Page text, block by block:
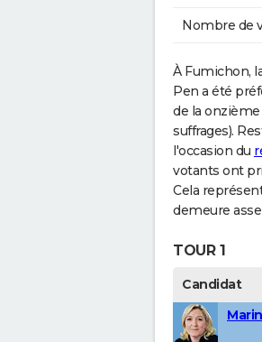
Nombre de
À Fumichon,
Pen a été
de la
suffrages).
l'occasion du
votants ont
Cela
demeure
TOUR 1
Candidat